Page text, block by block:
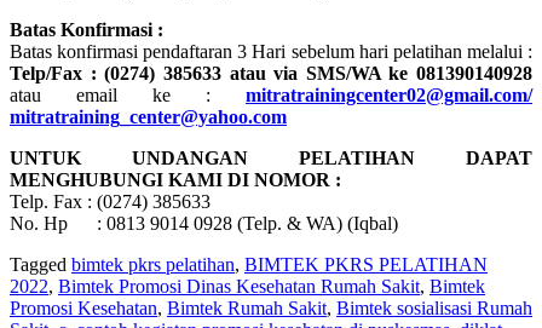
Batas Konfirmasi :
Batas konfirmasi pendaftaran 3 Hari sebelum hari pelatihan melalui :
Telp/Fax : (0274) 385633 atau via SMS/WA ke 081390140928
atau email ke :
mitratrainingcenter02@gmail.com/
mitratraining_center@yahoo.com
UNTUK UNDANGAN PELATIHAN DAPAT
MENGHUBUNGI KAMI DI NOMOR :
Telp. Fax : (0274) 385633
No. Hp : 0813 9014 0928 (Telp. & WA) (Iqbal)
Tagged bimtek pkrs pelatihan, BIMTEK PKRS PELATIHAN
2022, Bimtek Promosi Dinas Kesehatan Rumah Sakit, Bimtek
Promosi Kesehatan, Bimtek Rumah Sakit, Bimtek sosialisasi Rumah